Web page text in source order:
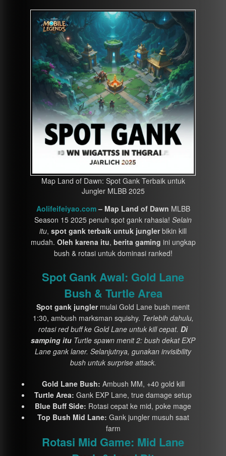
Map Land of Dawn: Spot Gank Terbaik untuk
Jungler MLBB 2025
Aolifeifeiyao.com– Map Land of Dawn MLBB
Season 15 2025 penuh spot gank rahasia! Selain
itu, spot gank terbaik untuk junglerbikin kill
mudah. Oleh karena itu, berita gaming ini ungkap
bush & rotasi untuk dominasi ranked!
Spot Gank Awal: Gold Lane
Bush & Turtle Area
Spot gank junglermulai Gold Lane bush menit
1:30, ambush marksman squishy. Terlebih dahulu,
rotasi red buff ke Gold Lane untuk kill cepat. Di
samping itu Turtle spawn menit 2: bush dekat EXP
Lane gank laner. Selanjutnya, gunakan invisibility
bush untuk surprise attack.
Gold Lane Bush: Ambush MM, +40 gold kill
Turtle Area: Gank EXP Lane, true damage setup
Blue Buff Side: Rotasi cepat ke mid, poke mage
Top Bush Mid Lane: Gank jungler musuh saat
farm
Rotasi Mid Game: Mid Lane